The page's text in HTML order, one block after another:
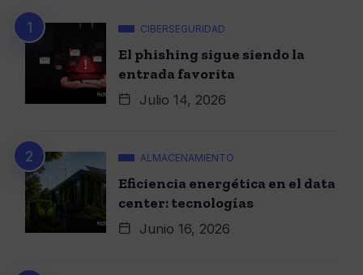
CIBERSEGURIDAD
El phishing sigue siendo la
entrada favorita
Julio 14, 2026
ALMACENAMIENTO
Eficiencia energética en el data
center: tecnologías
Junio 16, 2026